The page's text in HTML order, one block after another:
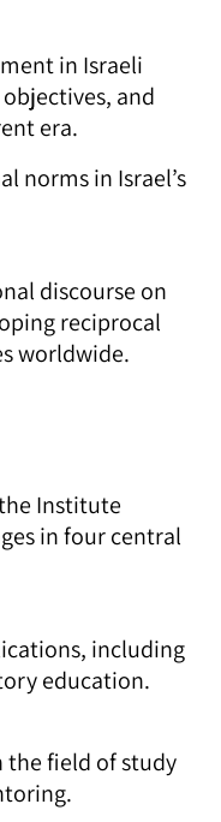
in Israeli
and
era.
norms in Israel’s
discourse on
reciprocal
worldwide.
Institute
in four central
including
education.
the field of study